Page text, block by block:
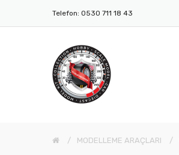
Telefon: 0530 711 18 43
MODELLEME ARAÇLARI